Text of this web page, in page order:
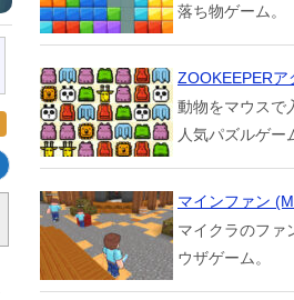
落ち物ゲーム。
ZOOKEEPERア
動物をマウスで
人気パズルゲー
マインファン
マイクラのファ
ウザゲーム。